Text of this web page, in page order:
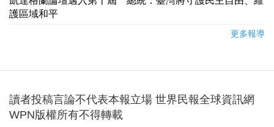
護區域和平
更多報導
讀者投稿言論不代表本報立場 世界民報全球資訊網
WPN版權所有不得轉載